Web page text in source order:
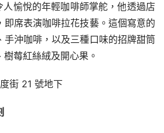
愉悅的年輕咖啡師掌舵，他透過店
即席表演咖啡拉花技藝。這個寫意的
手沖咖啡，以及三種口味的招牌甜筒
莓紅絲絨及開心果。
街 21 號地下